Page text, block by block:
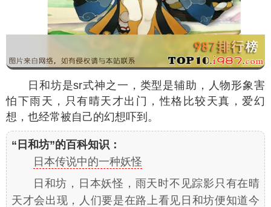
日和坊是sr式神之一，类型是辅助，人物形象害
怕下雨天，只有晴天才出门，性格比较天真，爱幻
想，也经常被自己的幻想吓到。
“日和坊”的百科知识：
日本传说中的一种妖怪
日和坊，日本妖怪，雨天时不见踪影只有在晴
天才会出现，人们要是在路上看见日和坊便知道今